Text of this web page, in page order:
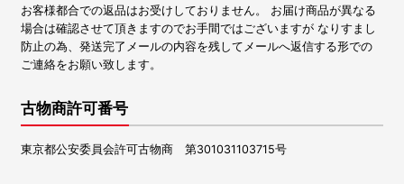
お客様都合での返品はお受けしておりません。 お届け商品が異なる
場合は確認させて頂きますのでお手間ではございますが なりすまし
防止の為、発送完了メールの内容を残してメールへ返信する形での
ご連絡をお願い致します。
古物商許可番号
東京都公安委員会許可古物商 第301031103715号